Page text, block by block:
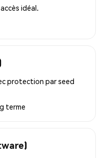
idéal.
protection par seed
terme